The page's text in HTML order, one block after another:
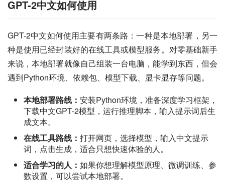
GPT-2中文如何使用
GPT-2中文如何使用主要有两条路：一种是本地部署，另一
种是使用已经封装好的在线工具或模型服务。对零基础新手
来说，本地部署就像自己组装一台电脑，能学到东西，但会
遇到Python环境、依赖包、模型下载、显卡显存等问题。
本地部署路线： 安装Python环境，准备深度学习框架，
下载中文GPT-2模型，运行推理脚本，输入提示词后生
成文本。
在线工具路线： 打开网页，选择模型，输入中文提示
词，点击生成，适合只想快速体验的人。
适合学习的人： 如果你想理解模型原理、微调训练、参
数设置，可以尝试本地部署。